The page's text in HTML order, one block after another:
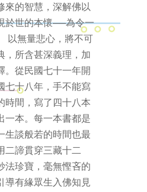
來的智慧，深解佛以
於世的本懷──為令一
以無量悲心，將不可
，所含甚深義理，加
。從民國七十一年開
七十八年，手不能寫
時間，寫了四十八本
一本。每一本書都是
生談般若的時間也最
二諦貫穿三藏十二
法珍寶，毫無慳吝的
導有緣眾生入佛知見